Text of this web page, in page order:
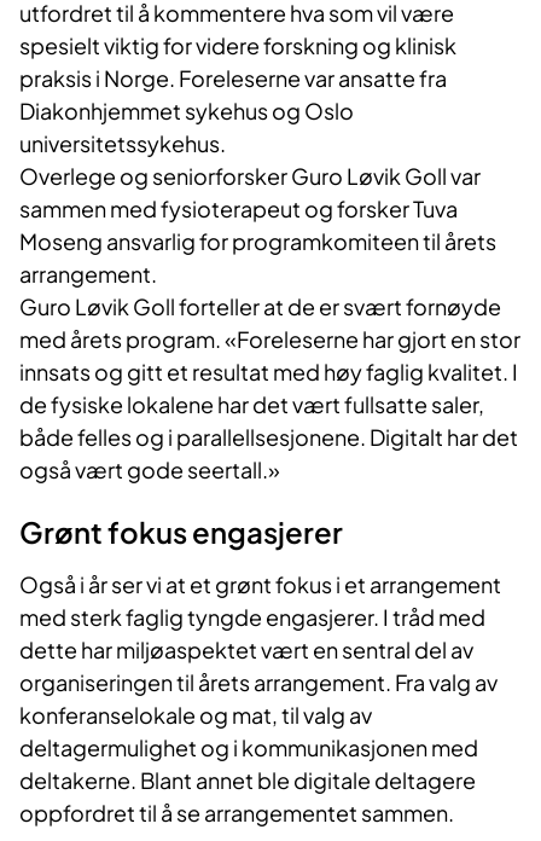
utfordret til å kommentere hva som vil være
spesielt viktig for videre forskning og klinisk
praksis i Norge. Foreleserne var ansatte fra
Diakonhjemmet sykehus og Oslo
universitetssykehus.
Overlege og seniorforsker Guro Løvik Goll var
sammen med fysioterapeut og forsker Tuva
Moseng ansvarlig for programkomiteen til årets
arrangement.
Guro Løvik Goll forteller at de er svært fornøyde
med årets program. «Foreleserne har gjort en stor
innsats og gitt et resultat med høy faglig kvalitet. I
de fysiske lokalene har det vært fullsatte saler,
både felles og i parallellsesjonene. Digitalt har det
også vært gode seertall.»
Grønt fokus engasjerer​
Også i år ser vi at et grønt fokus i et arrangement
med sterk faglig tyngde engasjerer. I tråd med
dette har miljøaspektet vært en sentral del av
organiseringen til årets arrangement. Fra valg av
konferanselokale og mat, til valg av
deltagermulighet og i kommunikasjonen med
deltakerne. Blant annet ble digitale deltagere
oppfordret til å se arrangementet sammen.